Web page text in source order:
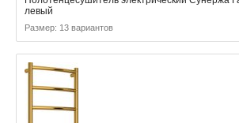
левый
Размер: 13 вариантов